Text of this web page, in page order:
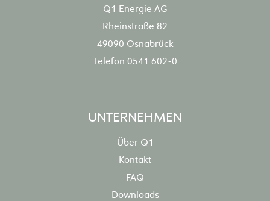
Q1 Energie AG
Rheinstraße 82
49090 Osnabrück
Telefon 0541 602-0
UNTERNEHMEN
Über Q1
Kontakt
FAQ
Downloads